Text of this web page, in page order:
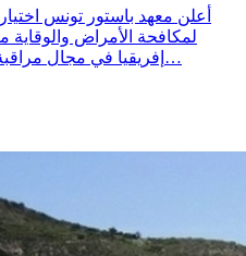
أعلن معهد باستور تونس
لمكافحة الأمراض والوقاية
إفريقيا في مجال مراقبة مياه الصرف الصحي والبيئة، في…